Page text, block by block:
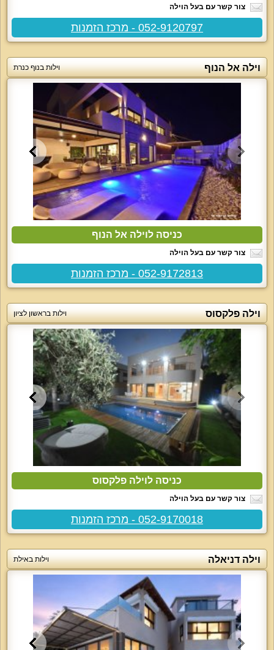
צור קשר עם בעל הוילה
052-9120797 - מרכז הזמנות
וילה אל הנוף וילות בנוף כנרת
כניסה לוילה אל הנוף
צור קשר עם בעל הוילה
052-9172813 - מרכז הזמנות
וילה פלקסוס וילות בראשון לציון
כניסה לוילה פלקסוס
צור קשר עם בעל הוילה
052-9170018 - מרכז הזמנות
וילה דניאלה וילות באילת